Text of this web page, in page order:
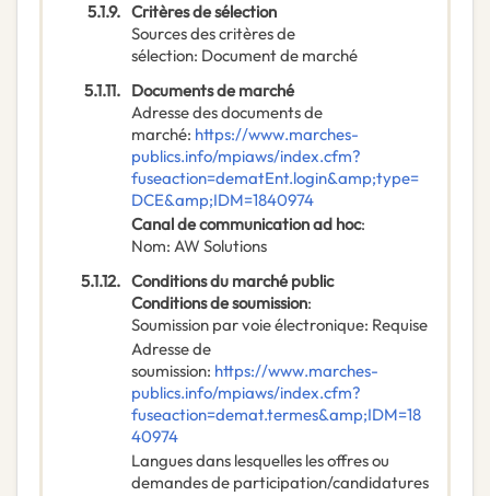
5.1.9. Critères de sélection
Sources des critères de
sélection: Document de marché
5.1.11. Documents de marché
Adresse des documents de
marché: https://www.marches-
publics.info/mpiaws/index.cfm?
fuseaction=dematEnt.login&amp;type=
DCE&amp;IDM=1840974
Canal de communication ad hoc:
Nom: AW Solutions
5.1.12. Conditions du marché public
Conditions de soumission:
Soumission par voie électronique: Requise
Adresse de
soumission: https://www.marches-
publics.info/mpiaws/index.cfm?
fuseaction=demat.termes&amp;IDM=18
40974
Langues dans lesquelles les offres ou
demandes de participation/candidatures